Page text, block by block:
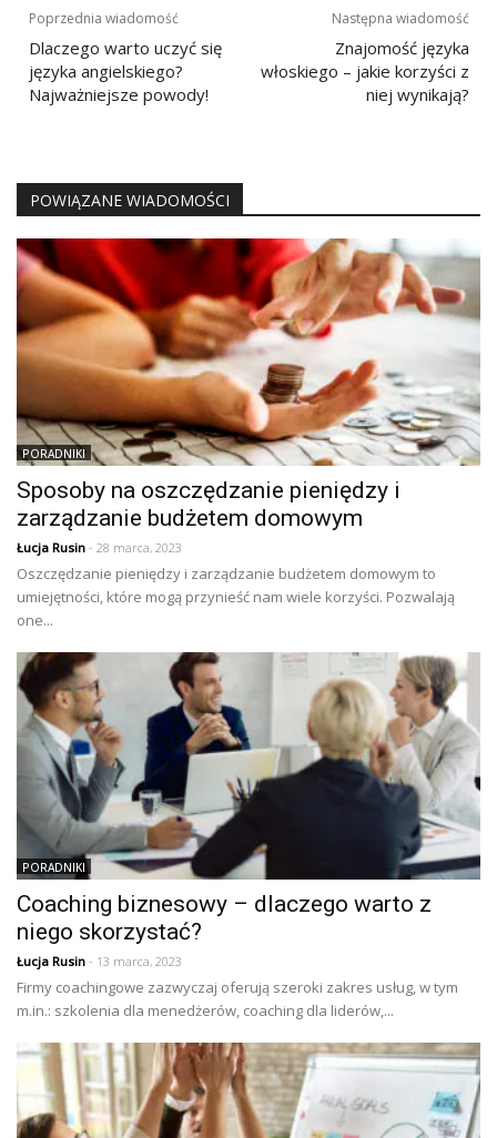
Nawigacja
wpisu
Poprzednia wiadomość
Dlaczego warto uczyć się
języka angielskiego?
Najważniejsze powody!
Następna wiadomość
Znajomość języka
włoskiego – jakie korzyści z
niej wynikają?
POWIĄZANE WIADOMOŚCI
PORADNIKI
Sposoby na oszczędzanie pieniędzy i
zarządzanie budżetem domowym
Łucja Rusin - 28 marca, 2023
Oszczędzanie pieniędzy i zarządzanie budżetem domowym to
umiejętności, które mogą przynieść nam wiele korzyści. Pozwalają
one...
PORADNIKI
Coaching biznesowy – dlaczego warto z
niego skorzystać?
Łucja Rusin - 13 marca, 2023
Firmy coachingowe zazwyczaj oferują szeroki zakres usług, w tym
m.in.: szkolenia dla menedżerów, coaching dla liderów,...